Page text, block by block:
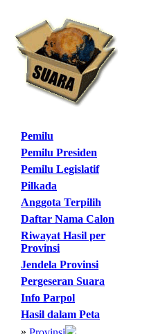
Pemilu
Pemilu Presiden
Pemilu Legislatif
Pilkada
Anggota Terpilih
Daftar Nama Calon
Riwayat Hasil per
Provinsi
Jendela Provinsi
Pergeseran Suara
Info Parpol
Hasil dalam Peta
»